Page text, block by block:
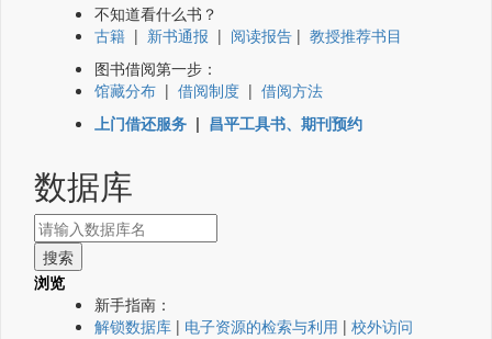
不知道看什么书？
古籍 | 新书通报 | 阅读报告 | 教授推荐书目
图书借阅第一步：
馆藏分布 | 借阅制度 | 借阅方法
上门借还服务 | 昌平工具书、期刊预约
数据库
浏览
新手指南：
解锁数据库 | 电子资源的检索与利用 | 校外访问